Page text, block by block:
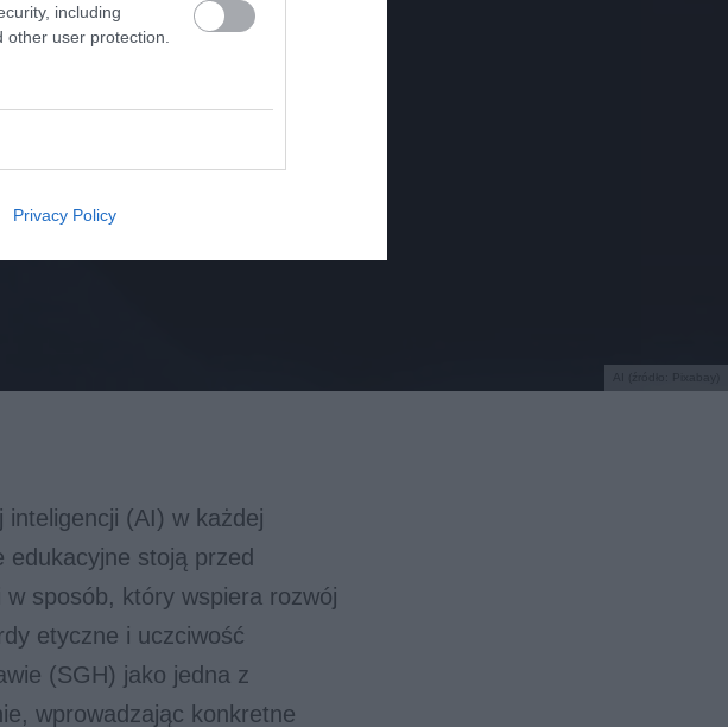
including
user protection.
Privacy Policy
(AI) w każdej
edukacyjne stoją przed
sposób, który wspiera rozwój
etyczne i uczciwość
(SGH) jako jedna z
wprowadzając konkretne